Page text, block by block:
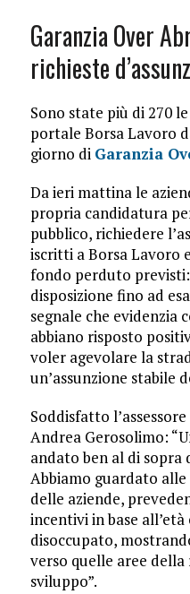
Garanzia Over
richieste
Sono state più di 270
portale Borsa Lavoro
giorno di Garanzia
Da ieri mattina le
propria candidatura
pubblico, richiedere
iscritti a Borsa Lavoro
fondo perduto
disposizione fino ad
segnale che evidenzia
abbiano risposto
voler agevolare la
un’assunzione stabile
Soddisfatto
Andrea Gerosolimo:
andato ben al di
Abbiamo guardato
delle aziende,
incentivi in base
disoccupato,
verso quelle aree
sviluppo”.